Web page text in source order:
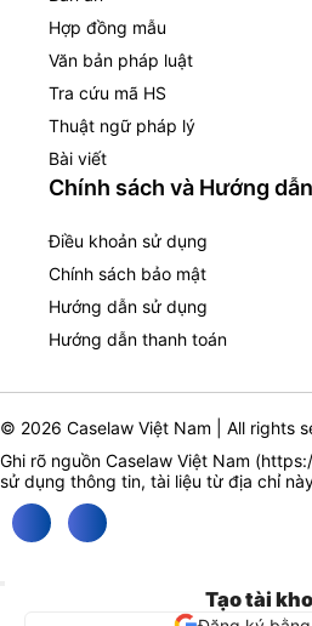
Hợp đồng mẫu
Văn bản pháp luật
Tra cứu mã HS
Thuật ngữ pháp lý
Bài viết
Chính sách và Hướng dẫn
Điều khoản sử dụng
Chính sách bảo mật
Hướng dẫn sử dụng
Hướng dẫn thanh toán
© 2026 Caselaw Việt Nam | All rights
Ghi rõ nguồn Caselaw Việt Nam (
sử dụng thông tin, tài liệu từ địa chỉ
Tạo tài